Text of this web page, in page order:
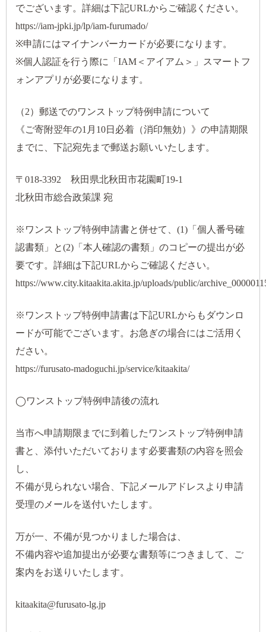
でございます。詳細は下記URLからご確認ください。
https://iam-jpki.jp/lp/iam-furumado/
※申請にはマイナンバーカードが必要になります。
※個人認証を行う際に「IAM＜アイアム＞」スマートフ
ォンアプリが必要になります。
（2）郵送でのワンストップ特例申請について
《ご寄附翌年の1月10日必着（消印無効）》の申請期限
までに、下記宛先まで郵送お願いいたします。
〒018-3392 秋田県北秋田市花園町19-1
北秋田市総合政策課 宛
※ワンストップ特例申請書と併せて、(1)「個人番号確
認書類」と(2)「本人確認の書類」のコピーの提出が必
要です。詳細は下記URLからご確認ください。
https://www.city.kitaakita.akita.jp/uploads/public/
※ワンストップ特例申請書は下記URLからもダウンロ
ードが可能でございます。お急ぎの場合にはご活用く
ださい。
https://furusato-madoguchi.jp/service/kitaakita/
◯ワンストップ特例申請後の流れ
当市へ申請期限までに到着したワンストップ特例申請
書と、添付いただいております必要書類の内容を照会
し、
不備が見られない場合、下記メールアドレスより申請
受理のメールを送付いたします。
万が一、不備が見つかりました場合は、
不備内容や追加提出が必要な書類等につきまして、ご
案内をお送りいたします。
kitaakita@furusato-lg.jp